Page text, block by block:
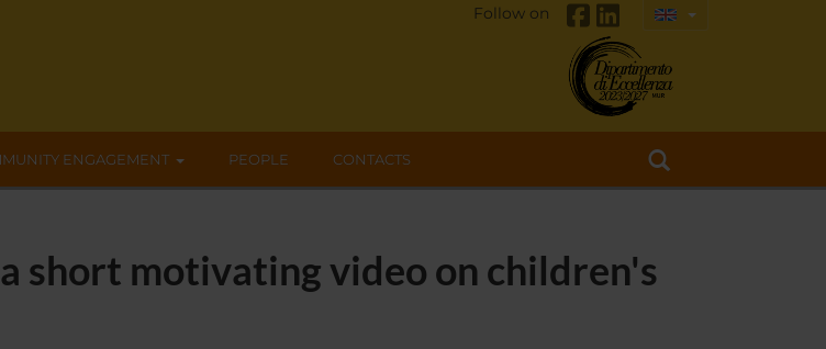
Follow on
ENGAGEMENT PEOPLE CONTACTS
short motivating video on children's